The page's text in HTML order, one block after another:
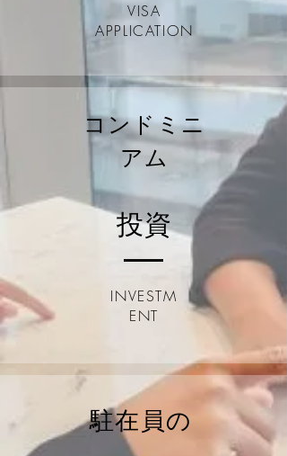
VISA
APPLICATION
コンドミニ
アム
投資
INVESTM
ENT
駐在員の